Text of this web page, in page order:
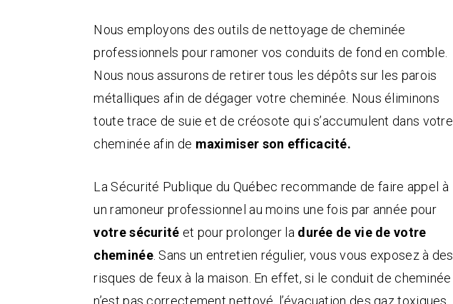
Nous employons des outils de nettoyage de cheminée
professionnels pour ramoner vos conduits de fond en comble.
Nous nous assurons de retirer tous les dépôts sur les parois
métalliques afin de dégager votre cheminée. Nous éliminons
toute trace de suie et de créosote qui s’accumulent dans votre
cheminée afin de maximiser son efficacité.
La Sécurité Publique du Québec recommande de faire appel à
un ramoneur professionnel au moins une fois par année pour
votre sécurité et pour prolonger la durée de vie de votre
cheminée. Sans un entretien régulier, vous vous exposez à des
risques de feux à la maison. En effet, si le conduit de cheminée
n’est pas correctement nettoyé, l’évacuation des gaz toxiques